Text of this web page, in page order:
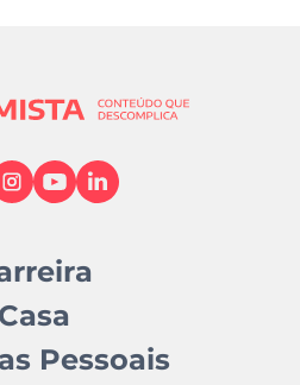
Casa
Pessoais